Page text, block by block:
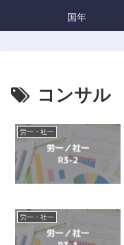
国年
コンサル
労一・社一
労一・社一